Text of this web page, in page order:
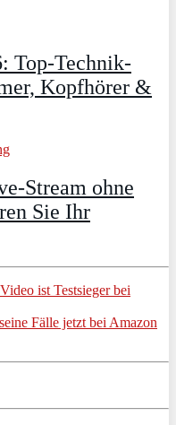
Top-Technik-
Kopfhörer &
Stream ohne
Sie Ihr
ist Testsieger bei
Fälle jetzt bei Amazon